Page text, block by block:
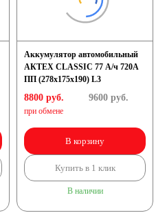
Аккумулятор автомобильный
АКТЕХ CLASSIC 77 А/ч 720А
ПП (278х175х190) L3
8800 руб.
при обмене
9600руб.
В корзину
Купить в 1 клик
В наличии